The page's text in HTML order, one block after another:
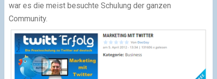
war es die meist besuchte Schulung der ganzen
Community.